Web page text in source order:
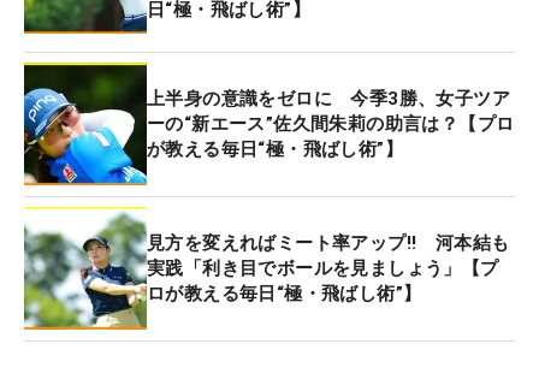
揮するためだ。
とはいえ、“飛ばし”だけがゴルフのすべてではな
い。工藤はプロゴルファーとしての視点から、我々
アマチュアにも向けた実用的なアドバイスをくれ
た。ゴルフにおいて最も大切なのは、いいスコアで
上がること。その前提として、「軌道の安定性」が
最も重要だという。
ロングホールで強振しすぎてOB…。そんな苦い経
験、思い当たる方も多いだろう。コースにボールを
日“極・飛ばし術”】
上半身の意識をゼロに 今季3勝、女子ツア
ーの“新エース”佐久間朱莉の助言は？【プロ
が教える毎日“極・飛ばし術”】
見方を変えればミート率アップ!! 河本結も
実践「利き目でボールを見ましょう」【プ
ロが教える毎日“極・飛ばし術”】